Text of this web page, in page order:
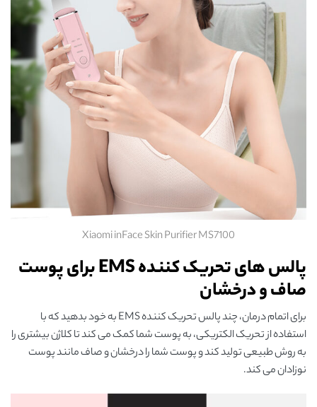
Xiaomi inFace Skin Purifier MS7100
پالس های تحریک کننده EMS برای پوست
صاف و درخشان
برای اتمام درمان، چند پالس تحریک کننده EMS به خود بدهید که با
استفاده از تحریک الکتریکی، به پوست شما کمک می کند تا کلاژن بیشتری را
به روش طبیعی تولید کند و پوست شما را درخشان و صاف مانند پوست
نوزادان می کند.